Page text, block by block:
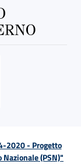
2020 - Progetto
(PSN)"